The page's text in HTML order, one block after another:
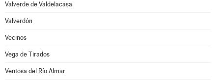
Valverde de Valdelacasa
Valverdón
Vecinos
Vega de Tirados
Ventosa del Río Almar